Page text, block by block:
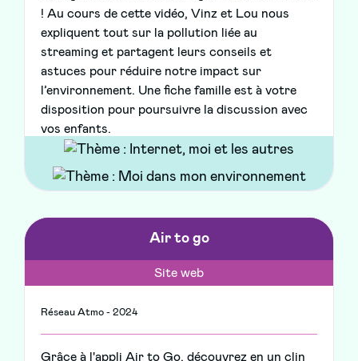
! Au cours de cette vidéo, Vinz et Lou nous
expliquent tout sur la pollution liée au
streaming et partagent leurs conseils et
astuces pour réduire notre impact sur
l’environnement. Une fiche famille est à votre
disposition pour poursuivre la discussion avec
vos enfants.
Air to go
Site web
Réseau Atmo - 2024
Grâce à l'appli Air to Go, découvrez en un clin